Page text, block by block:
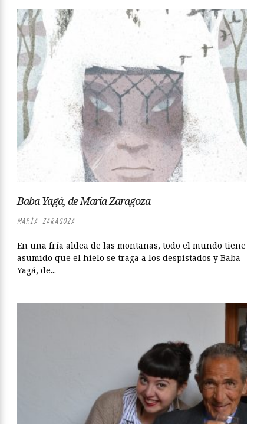
Baba Yagá, de María Zaragoza
MARÍA ZARAGOZA
En una fría aldea de las montañas, todo el mundo tiene
asumido que el hielo se traga a los despistados y Baba
Yagá, de...